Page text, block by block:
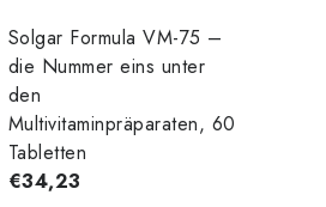
Solgar Formula VM-75 –
die Nummer eins unter
den
Multivitaminpräparaten, 60
Tabletten
€34,23